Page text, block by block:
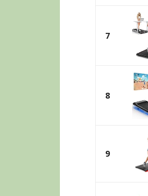
7
8
9